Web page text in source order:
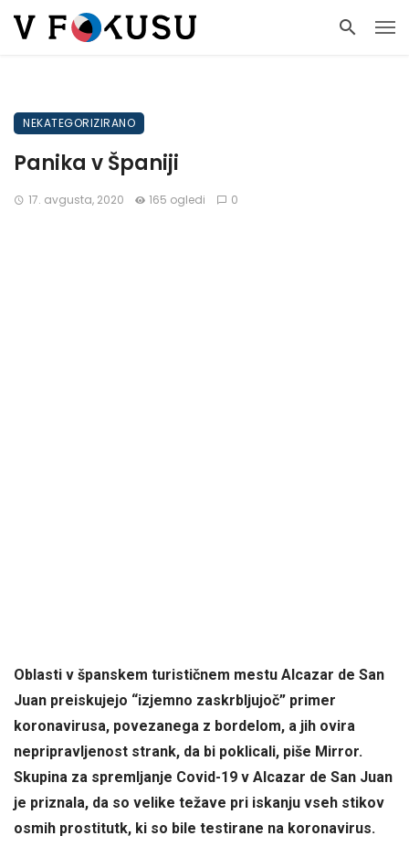
NEKATEGORIZIRANO
Panika v Španiji
17. avgusta, 2020 165 ogledi 0
Oblasti v španskem turističnem mestu Alcazar de San
Juan preiskujejo “izjemno zaskrbljujoč” primer
koronavirusa, povezanega z bordelom, a jih ovira
nepripravljenost strank, da bi poklicali, piše Mirror.
Skupina za spremljanje Covid-19 v Alcazar de San Juan
je priznala, da so velike težave pri iskanju vseh stikov
osmih prostitutk, ki so bile testirane na koronavirus.